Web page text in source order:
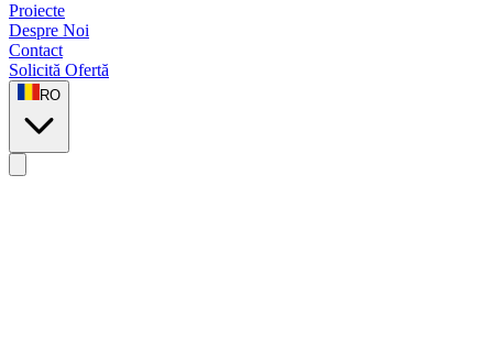
Proiecte
Despre Noi
Contact
Solicită Ofertă
RO